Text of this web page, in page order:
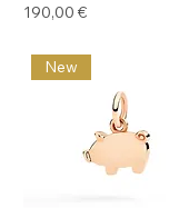
Prezzo
190,00 €
New